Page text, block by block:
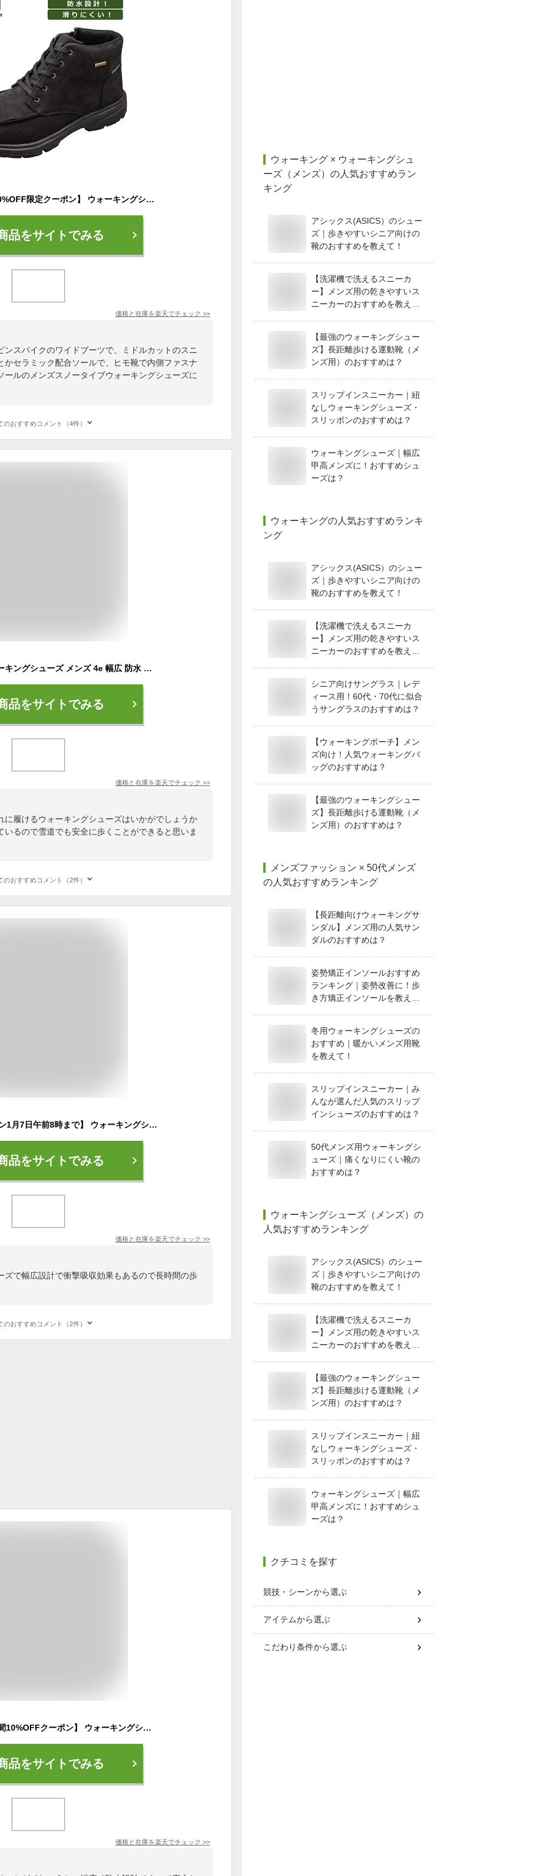
【1月5日23:59まで10%OFF限定クーポン】 ウォーキングシューズ メンズ ミドルカット スニーカー 幅広 4E ワイド ゲイナー GN0147 防水 ピンスパイク ガラス繊維 セラミック配合ソール ひも靴 内側ファスナー付き アーチサポートインソール ミッドカット 雨の日 雪の日
品をサイトでみる
価格と在庫を楽天でチェック >>
スパイクのワイドブーツで、ミドルカットのスニ
かセラミック配合ソールで、ヒモ靴で内側ファスナ
ルのメンズスノータイプウォーキングシューズに
のおすすめコメント（4件）
メンズトパーズ ウォーキングシューズ メンズ 4e 幅広 防水 防滑 ビジネス コンフォートシューズ スノーブーツ スノーシューズ カジュアルシューズ 黒 0148
品をサイトでみる
価格と在庫を楽天でチェック >>
に履けるウォーキングシューズはいかがでしょうか
るので雪道でも安全に歩くことができると思いま
のおすすめコメント（2件）
【最大5%OFFクーポン1月7日午前8時まで】 ウォーキングシューズ 雨の日 雪の日 靴 防水 カジュアルシューズ ウォーキング スニーカー 幅広 ワイド 衝撃吸収 メンズ スニーカー ひも靴 内ファスナー付き 4E ゲイナー GN0143 防水 アウトドア 靴
品をサイトでみる
価格と在庫を楽天でチェック >>
ズで幅広設計で衝撃吸収効果もあるので長時間の歩
のおすすめコメント（2件）
【1月1日0時〜120時間10%OFFクーポン】 ウォーキングシューズ メンズ ミドルカット スニーカー 幅広 4E ワイド ゲイナー GN0145 防水 ピンスパイク ガラス繊維 セラミック配合ソール ひも靴 内側ファスナー付き アーチサポートインソール ミッドカット 雨の日 雪の日
品をサイトでみる
価格と在庫を楽天でチェック >>
ウォーキング × ウォーキングシュ
ーズ（メンズ） の人気おすすめラン
キング
アシックス(ASICS）のシュー
ズ｜歩きやすいシニア向けの
靴のおすすめを教えて！
【洗濯機で洗えるスニーカ
ー】メンズ用の乾きやすいス
ニーカーのおすすめを教え
【最強のウォーキングシュー
ズ】長距離歩ける運動靴（メ
ンズ用）のおすすめは？
スリップインスニーカー｜紐
なしウォーキングシューズ・
スリッポンのおすすめは？
ウォーキングシューズ｜幅広
甲高メンズに！おすすめシュ
ーズは？
ウォーキングの人気おすすめランキ
ング
アシックス(ASICS）のシュー
ズ｜歩きやすいシニア向けの
靴のおすすめを教えて！
【洗濯機で洗えるスニーカ
ー】メンズ用の乾きやすいス
ニーカーのおすすめを教え
シニア向けサングラス｜レデ
ィース用！60代・70代に似合
うサングラスのおすすめは？
【ウォーキングポーチ】メン
ズ向け！人気ウォーキングバ
ッグのおすすめは？
【最強のウォーキングシュー
ズ】長距離歩ける運動靴（メ
ンズ用）のおすすめは？
メンズファッション × 50代メンズ
の人気おすすめランキング
【長距離向けウォーキングサ
ンダル】メンズ用の人気サン
ダルのおすすめは？
姿勢矯正インソールおすすめ
ランキング｜姿勢改善に！歩
き方矯正インソールを教え
冬用ウォーキングシューズの
おすすめ｜暖かいメンズ用靴
を教えて！
スリップインスニーカー｜み
んなが選んだ人気のスリップ
インシューズのおすすめは？
50代メンズ用ウォーキングシ
ューズ｜痛くなりにくい靴の
おすすめは？
ウォーキングシューズ（メンズ） の
人気おすすめランキング
アシックス(ASICS）のシュー
ズ｜歩きやすいシニア向けの
靴のおすすめを教えて！
【洗濯機で洗えるスニーカ
ー】メンズ用の乾きやすいス
ニーカーのおすすめを教え
【最強のウォーキングシュー
ズ】長距離歩ける運動靴（メ
ンズ用）のおすすめは？
スリップインスニーカー｜紐
なしウォーキングシューズ・
スリッポンのおすすめは？
ウォーキングシューズ｜幅広
甲高メンズに！おすすめシュ
ーズは？
クチコミを探す
競技・シーンから選ぶ
アイテムから選ぶ
こだわり条件から選ぶ